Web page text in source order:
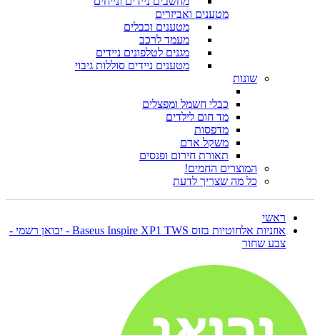
מטענים ואביזרים
מטענים וכבלים
מעמד לרכב
מגנים לטלפונים ניידים
מטענים ניידים סוללות גיבוי
שונות
כבלי חשמל ומפצלים
מד חום לילדים
מדפסות
משקל אדם
תאורת חירום ופנסים
המוצרים החמים!
כל מה שצריך לדעת
ראשי
אוזניות אלחוטיות בזוס Baseus Inspire XP1 TWS - יבואן רשמי -
צבע שחור